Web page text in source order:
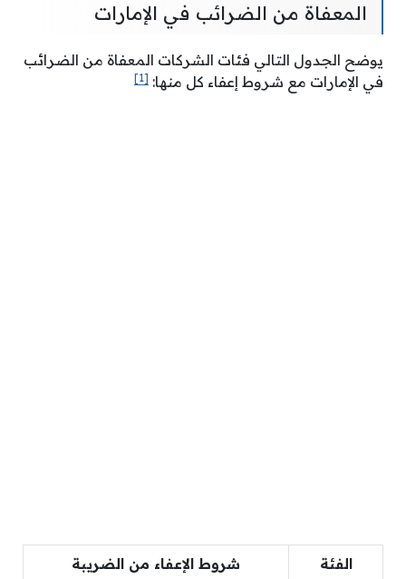
المعفاة من الضرائب في الإمارات
يوضح الجدول التالي فئات الشركات المعفاة من الضرائب
في الإمارات مع شروط إعفاء كل منها: [1]
الفئة شروط الإعفاء من الضريبة